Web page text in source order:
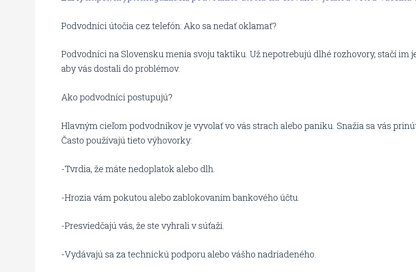
Podvodníci útočia cez telefón: Ako sa nedať oklamať?
Podvodníci na Slovensku menia svoju taktiku. Už nepotrebujú dlhé rozhovory, stačí im
aby vás dostali do problémov.
Ako podvodníci postupujú?
Hlavným cieľom podvodníkov je vyvolať vo vás strach alebo paniku. Snažia sa vás
Často používajú tieto výhovorky:
-Tvrdia, že máte nedoplatok alebo dlh.
-Hrozia vám pokutou alebo zablokovaním bankového účtu.
-Presviedčajú vás, že ste vyhrali v súťaži.
-Vydávajú sa za technickú podporu alebo vášho nadriadeného.